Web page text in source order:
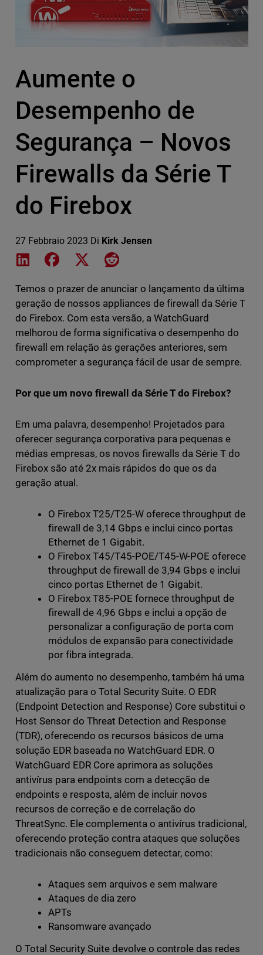
Aumente o
Desempenho de
Segurança – Novos
Firewalls da Série T
do Firebox
27 Febbraio 2023 Di Kirk Jensen
Share on LinkedIn
Share on Facebook
Share on XShare on Reddit
Temos o prazer de anunciar o lançamento da última
geração de nossos appliances de firewall da Série T
do Firebox. Com esta versão, a WatchGuard
melhorou de forma significativa o desempenho do
firewall em relação às gerações anteriores, sem
comprometer a segurança fácil de usar de sempre.
Por que um novo firewall da Série T do Firebox?
Em uma palavra, desempenho! Projetados para
oferecer segurança corporativa para pequenas e
médias empresas, os novos firewalls da Série T do
Firebox são até 2x mais rápidos do que os da
geração atual.
O Firebox T25/T25-W oferece throughput de
firewall de 3,14 Gbps e inclui cinco portas
Ethernet de 1 Gigabit.
O Firebox T45/T45-POE/T45-W-POE oferece
throughput de firewall de 3,94 Gbps e inclui
cinco portas Ethernet de 1 Gigabit.
O Firebox T85-POE fornece throughput de
firewall de 4,96 Gbps e inclui a opção de
personalizar a configuração de porta com
módulos de expansão para conectividade
por fibra integrada.
Além do aumento no desempenho, também há uma
atualização para o Total Security Suite. O EDR
(Endpoint Detection and Response) Core substitui o
Host Sensor do Threat Detection and Response
(TDR), oferecendo os recursos básicos de uma
solução EDR baseada no WatchGuard EDR. O
WatchGuard EDR Core aprimora as soluções
antivírus para endpoints com a detecção de
endpoints e resposta, além de incluir novos
recursos de correção e de correlação do
ThreatSync. Ele complementa o antivírus tradicional,
oferecendo proteção contra ataques que soluções
tradicionais não conseguem detectar, como:
Ataques sem arquivos e sem malware
Ataques de dia zero
APTs
Ransomware avançado
O Total Security Suite devolve o controle das redes